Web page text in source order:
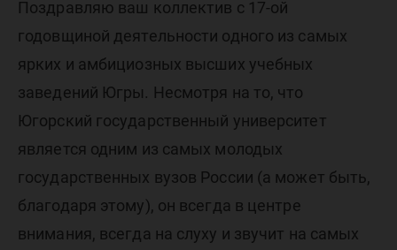
Поздравляю ваш коллектив с 17-ой
годовщиной деятельности одного из самых
ярких и амбициозных высших учебных
заведений Югры. Несмотря на то, что
Югорский государственный университет
является одним из самых молодых
государственных вузов России (а может быть,
благодаря этому), он всегда в центре
внимания, всегда на слуху и звучит на самых